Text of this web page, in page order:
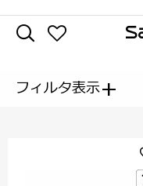
フィルタ表示+